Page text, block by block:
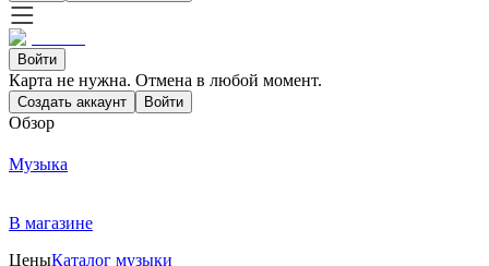
Войти
Карта не нужна. Отмена в любой момент.
Создать аккаунт Войти
Обзор
Музыка
В магазине
ЦеныКаталог музыки